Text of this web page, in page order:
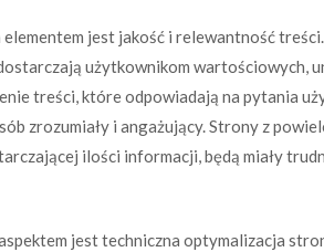
jest jakość i relewantność
użytkownikom wartościowych,
treści, które odpowiadają na pytania
zrozumiały i angażujący. Strony z
ilości informacji, będą miały
jest techniczna optymalizacja